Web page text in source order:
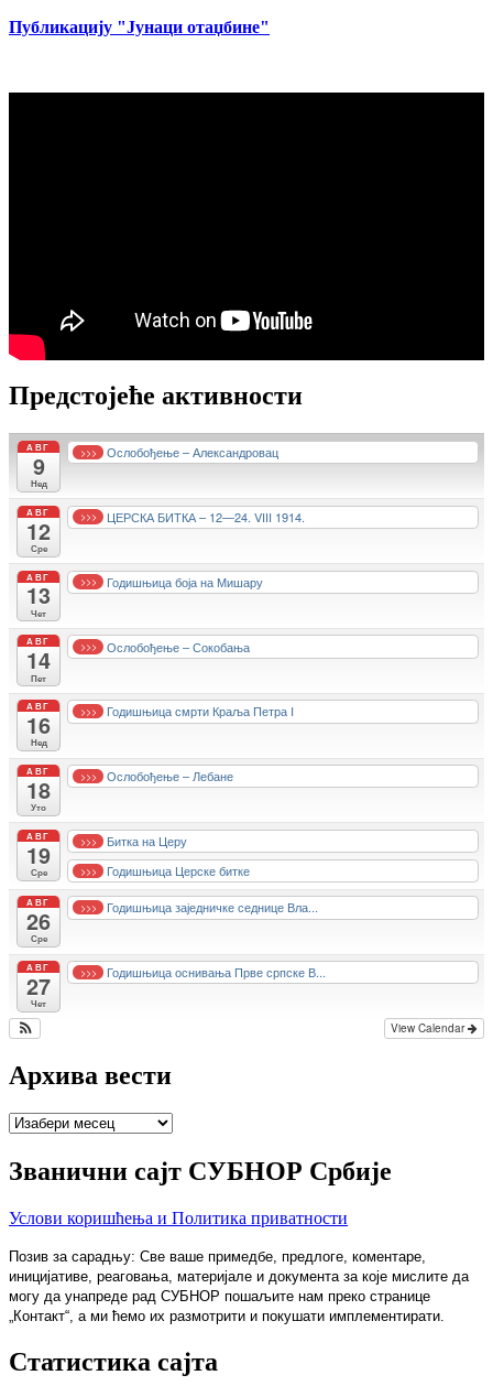
Публикацију "Јунаци отаџбине"
Предстојеће активности
АВГ
9
Нед
>>> Ослобођење – Александровац
АВГ
12
Сре
>>> ЦЕРСКА БИТКА – 12—24. VIII 1914.
АВГ
13
Чет
>>> Годишњица боја на Мишару
АВГ
14
Пет
>>> Ослобођење – Сокобања
АВГ
16
Нед
>>> Годишњица смрти Краља Петра I
АВГ
18
Уто
>>> Ослобођење – Лебане
АВГ
19
Сре
>>> Битка на Церу
>>> Годишњица Церске битке
АВГ
26
Сре
>>> Годишњица заједничке седнице Вла...
АВГ
27
Чет
>>> Годишњица оснивања Прве српске В...
View Calendar
Архива вести
Архива
Званични сајт СУБНОР Србије
Услови коришћења и Политика приватности
Позив за сарадњу: Све ваше примедбе, предлоге, коментаре,
иницијативе, реаговања, материјале и документа за које мислите да
могу да унапреде рад СУБНОР пошаљите нам преко странице
„Контакт“, а ми ћемо их размотрити и покушати имплементирати.
Статистика сајта